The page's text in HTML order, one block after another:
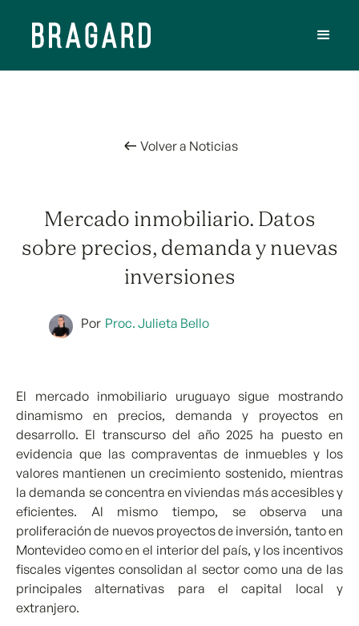
Volver a Noticias
Mercado inmobiliario. Datos
sobre precios, demanda y nuevas
inversiones
Por Proc. Julieta Bello
El mercado inmobiliario uruguayo sigue mostrando
dinamismo en precios, demanda y proyectos en
desarrollo. El transcurso del año 2025 ha puesto en
evidencia que las compraventas de inmuebles y los
valores mantienen un crecimiento sostenido, mientras
la demanda se concentra en viviendas más accesibles y
eficientes. Al mismo tiempo, se observa una
proliferación de nuevos proyectos de inversión, tanto en
Montevideo como en el interior del país, y los incentivos
fiscales vigentes consolidan al sector como una de las
principales alternativas para el capital local y
extranjero.